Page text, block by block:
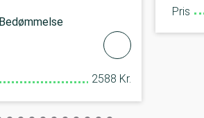
Bedømmelse
2588 Kr.
Pris